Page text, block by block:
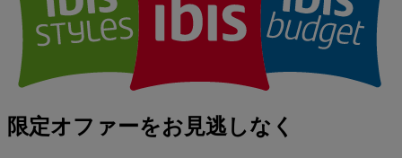
限定オファーをお見逃しなく